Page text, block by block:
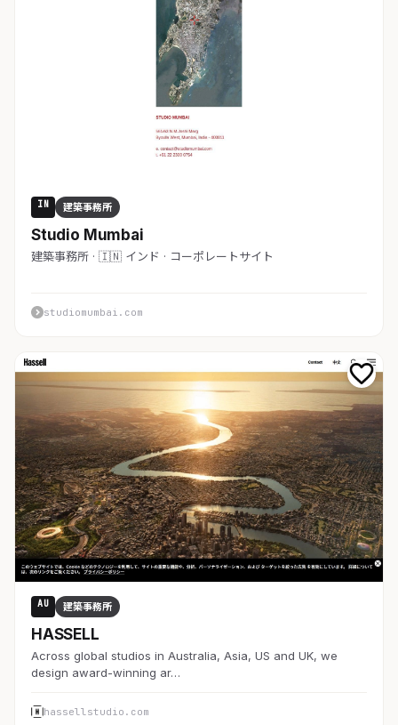
IN 建築事務所
Studio Mumbai
建築事務所 · 🇮🇳 インド · コーポレートサイト
studiomumbai.com
AU 建築事務所
HASSELL
Across global studios in Australia, Asia, US and UK, we
design award-winning ar…
hassellstudio.com